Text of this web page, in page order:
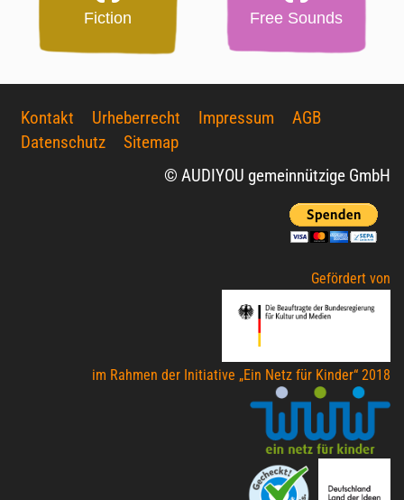
Fiction Free Sounds
Kontakt Urheberrecht Impressum
AGB
Datenschutz
Sitemap
© AUDIYOU gemeinnützige GmbH
Gefördert von
im Rahmen der Initiative „Ein Netz für Kinder“ 2018